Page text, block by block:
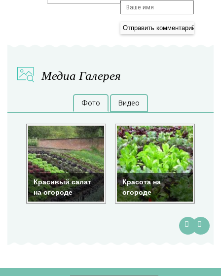
Медиа Галерея
Фото Видео
Красота на
огороде
Подвесные
грядки клубники